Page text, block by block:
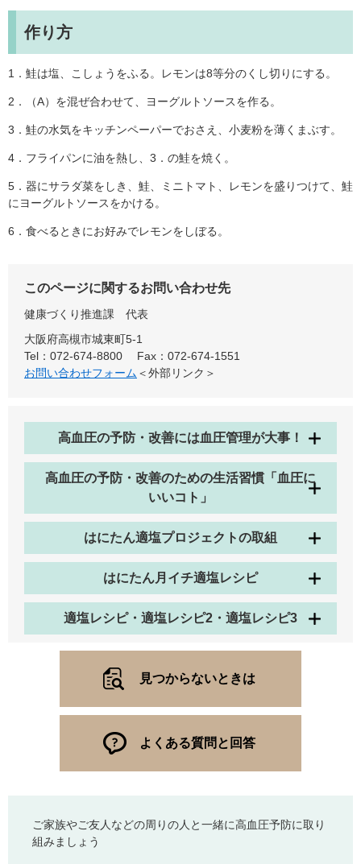
作り方
1．鮭は塩、こしょうをふる。レモンは8等分のくし切りにする。
2．（A）を混ぜ合わせて、ヨーグルトソースを作る。
3．鮭の水気をキッチンペーパーでおさえ、小麦粉を薄くまぶす。
4．フライパンに油を熱し、3．の鮭を焼く。
5．器にサラダ菜をしき、鮭、ミニトマト、レモンを盛りつけて、鮭
にヨーグルトソースをかける。
6．食べるときにお好みでレモンをしぼる。
このページに関するお問い合わせ先
健康づくり推進課
代表
大阪府高槻市城東町5-1
Tel：072-674-8800
Fax：072-674-1551
お問い合わせフォーム ＜外部リンク＞
高血圧の予防・改善には血圧管理が大事！
高血圧の予防・改善のための生活習慣「血圧に
いいコト」
はにたん適塩プロジェクトの取組
はにたん月イチ適塩レシピ
適塩レシピ・適塩レシピ2・適塩レシピ3
見つからないときは
よくある質問と回答
ご家族やご友人などの周りの人と一緒に高血圧予防に取り
組みましょう